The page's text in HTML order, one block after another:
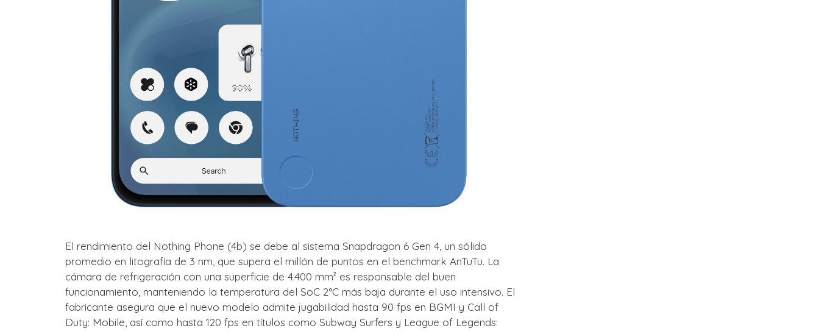
El rendimiento del Nothing Phone (4b) se debe al sistema Snapdragon 6 Gen 4, un sólido
promedio en litografía de 3 nm, que supera el millón de puntos en el benchmark AnTuTu. La
cámara de refrigeración con una superficie de 4.400 mm² es responsable del buen
funcionamiento, manteniendo la temperatura del SoC 2°C más baja durante el uso intensivo. El
fabricante asegura que el nuevo modelo admite jugabilidad hasta 90 fps en BGMI y Call of
Duty: Mobile, así como hasta 120 fps en títulos como Subway Surfers y League of Legends: